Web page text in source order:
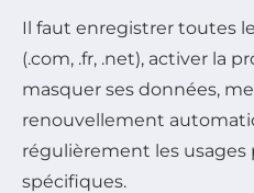
Il faut enregistrer toutes
(.com, .fr, .net), activer la
masquer ses données,
renouvellement
régulièrement les usages
spécifiques.